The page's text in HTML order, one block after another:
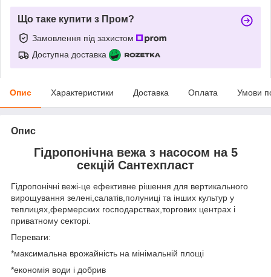
Що таке купити з Пром?
Замовлення під захистом
Доступна доставка
Опис Характеристики Доставка Оплата Умови
Опис
Гідропонічна вежа з насосом на 5
секцій Сантехпласт
Гідропонічні вежі-це ефективне рішення для вертикального
вирощування зелені,салатів,полуниці та інших культур у
теплицях,фермерских господарствах,торгових центрах і
приватному секторі.
Переваги:
*максимальна врожайність на мінімальній площі
*економія води і добрив